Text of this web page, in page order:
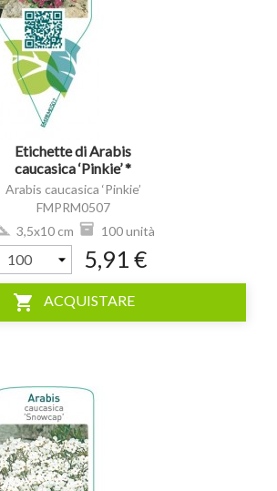
Etichette di Arabis
caucasica ‘Pinkie’ *
Arabis caucasica ‘Pinkie’
FMPRM0507
3,5x10 cm
100 unità
5,91 €
shopping_cart ACQUISTARE